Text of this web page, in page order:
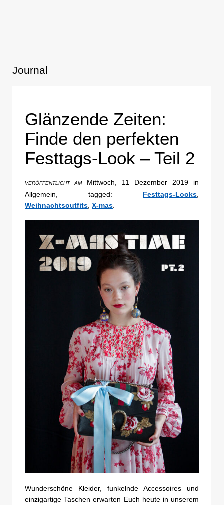
Journal
Glänzende Zeiten:
Finde den perfekten
Festtags-Look – Teil 2
VERÖFFENTLICHT AMMittwoch, 11 Dezember 2019 in
Allgemein, tagged: Festtags-Looks,
Weihnachtsoutfits, X-mas.
Wunderschöne Kleider, funkelnde Accessoires und
einzigartige Taschen erwarten Euch heute in unserem